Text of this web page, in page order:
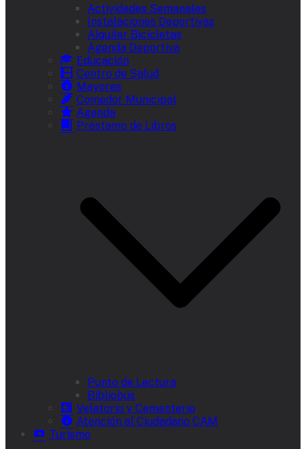
Actividades Semanales
Instalaciones Deportivas
Alquiler Bicicletas
Agenda Deportiva
Educación
Centro de Salud
Mayores
Comedor Municipal
Agenda
Préstamo de Libros
Punto de Lectura
Bibliobús
Velatorio y Cementerio
Atención al Ciudadano CAM
Turismo